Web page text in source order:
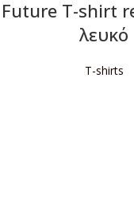
Future T-shirt
λευκό
T-shirts